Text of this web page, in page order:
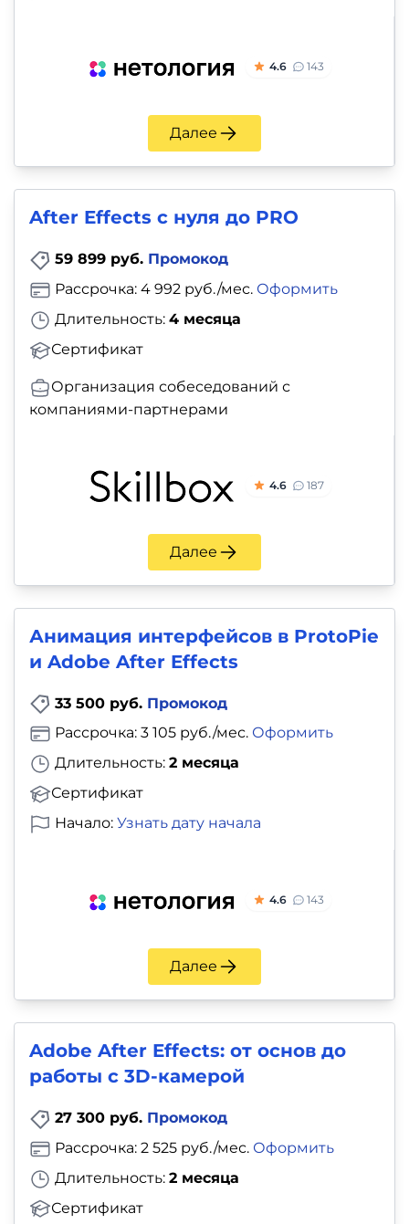
4.6 143
Далее
After Effects с нуля до PRO
59 899 руб. Промокод
Длительность: 4 месяца
Сертификат
Рассрочка: 4 992 руб./мес. Оформить
Организация собеседований с
компаниями-партнерами
4.6 187
Далее
Анимация интерфейсов в ProtoPie
и Adobe After Effects
33 500 руб. Промокод
Длительность: 2 месяца
Сертификат
Рассрочка: 3 105 руб./мес. Оформить
Начало: Узнать дату начала
4.6 143
Далее
Adobe After Effects: от основ до
работы с 3D-камерой
27 300 руб. Промокод
Длительность: 2 месяца
Сертификат
Рассрочка: 2 525 руб./мес. Оформить